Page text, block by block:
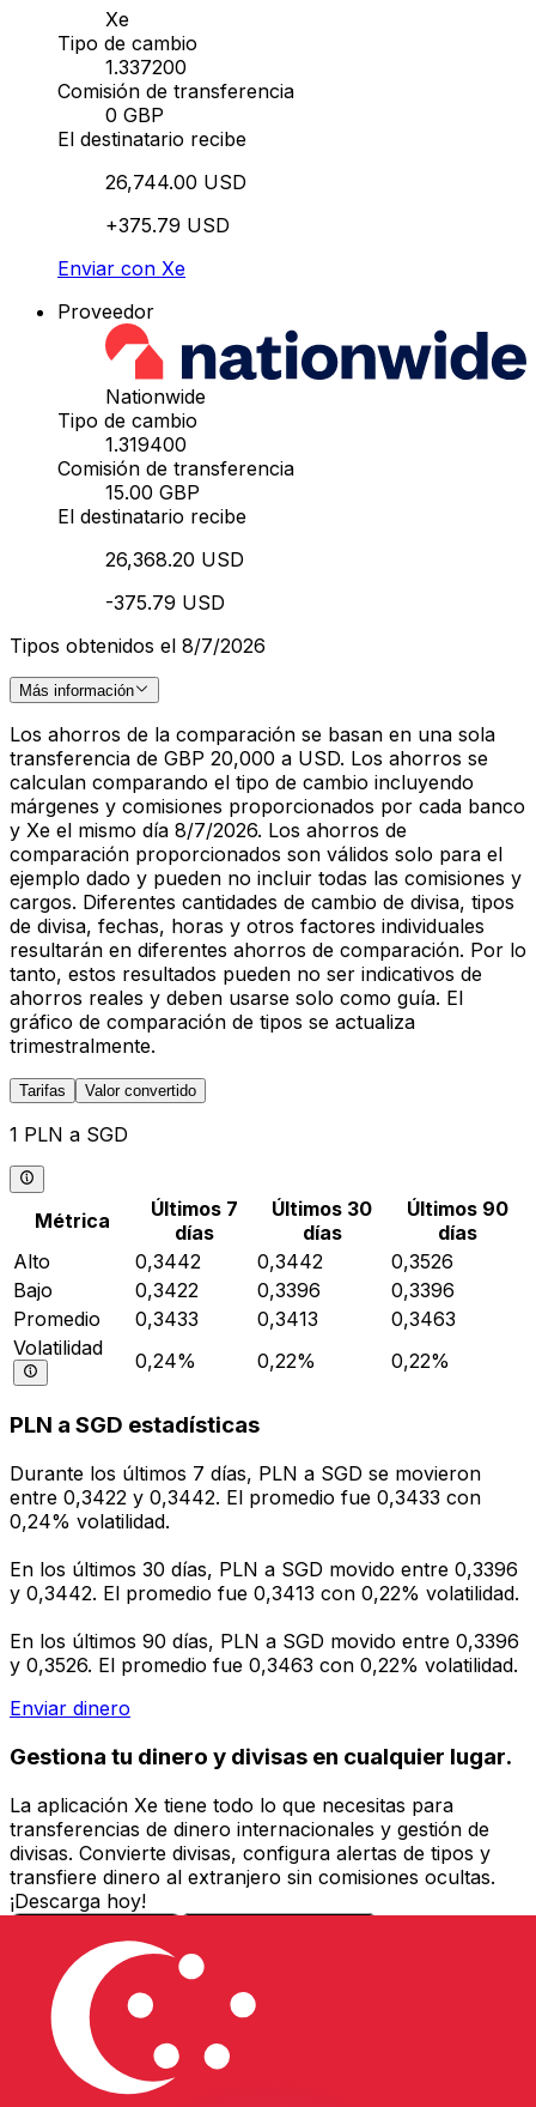
Xe
Tipo de cambio
1.337200
Comisión de transferencia
0 GBP
El destinatario recibe
26,744.00 USD
+375.79 USD
Enviar con Xe
Proveedor
Nationwide
Tipo de cambio
1.319400
Comisión de transferencia
15.00 GBP
El destinatario recibe
26,368.20 USD
-375.79 USD
Tipos obtenidos el 8/7/2026
Más información
Los ahorros de la comparación se basan en una sola
transferencia de GBP 20,000 a USD. Los ahorros se
calculan comparando el tipo de cambio incluyendo
márgenes y comisiones proporcionados por cada banco
y Xe el mismo día 8/7/2026. Los ahorros de
comparación proporcionados son válidos solo para el
ejemplo dado y pueden no incluir todas las comisiones y
cargos. Diferentes cantidades de cambio de divisa, tipos
de divisa, fechas, horas y otros factores individuales
resultarán en diferentes ahorros de comparación. Por lo
tanto, estos resultados pueden no ser indicativos de
ahorros reales y deben usarse solo como guía. El
gráfico de comparación de tipos se actualiza
trimestralmente.
Tarifas Valor convertido
1 PLN a SGD
Métrica
Últimos 7
días
Últimos 30
días
Últimos 90
días
Alto
0,3442 0,3442
0,3526
Bajo
0,3422 0,3396
0,3396
Promedio
0,3433 0,3413
0,3463
Volatilidad
0,24% 0,22% 0,22%
PLN a SGD estadísticas
Durante los últimos 7 días, PLN a SGD se movieron
entre 0,3422 y 0,3442. El promedio fue 0,3433 con
0,24% volatilidad.
En los últimos 30 días, PLN a SGD movido entre 0,3396
y 0,3442. El promedio fue 0,3413 con 0,22% volatilidad.
En los últimos 90 días, PLN a SGD movido entre 0,3396
y 0,3526. El promedio fue 0,3463 con 0,22% volatilidad.
Enviar dinero
Gestiona tu dinero y divisas en cualquier lugar.
La aplicación Xe tiene todo lo que necesitas para
transferencias de dinero internacionales y gestión de
divisas. Convierte divisas, configura alertas de tipos y
transfiere dinero al extranjero sin comisiones ocultas.
¡Descarga hoy!